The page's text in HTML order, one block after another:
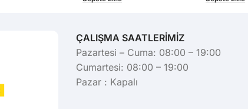
ÇALIŞMA SAATLERİMİZ
Pazartesi – Cuma: 08:00 – 19:00
Cumartesi: 08:00 – 19:00
Pazar : Kapalı